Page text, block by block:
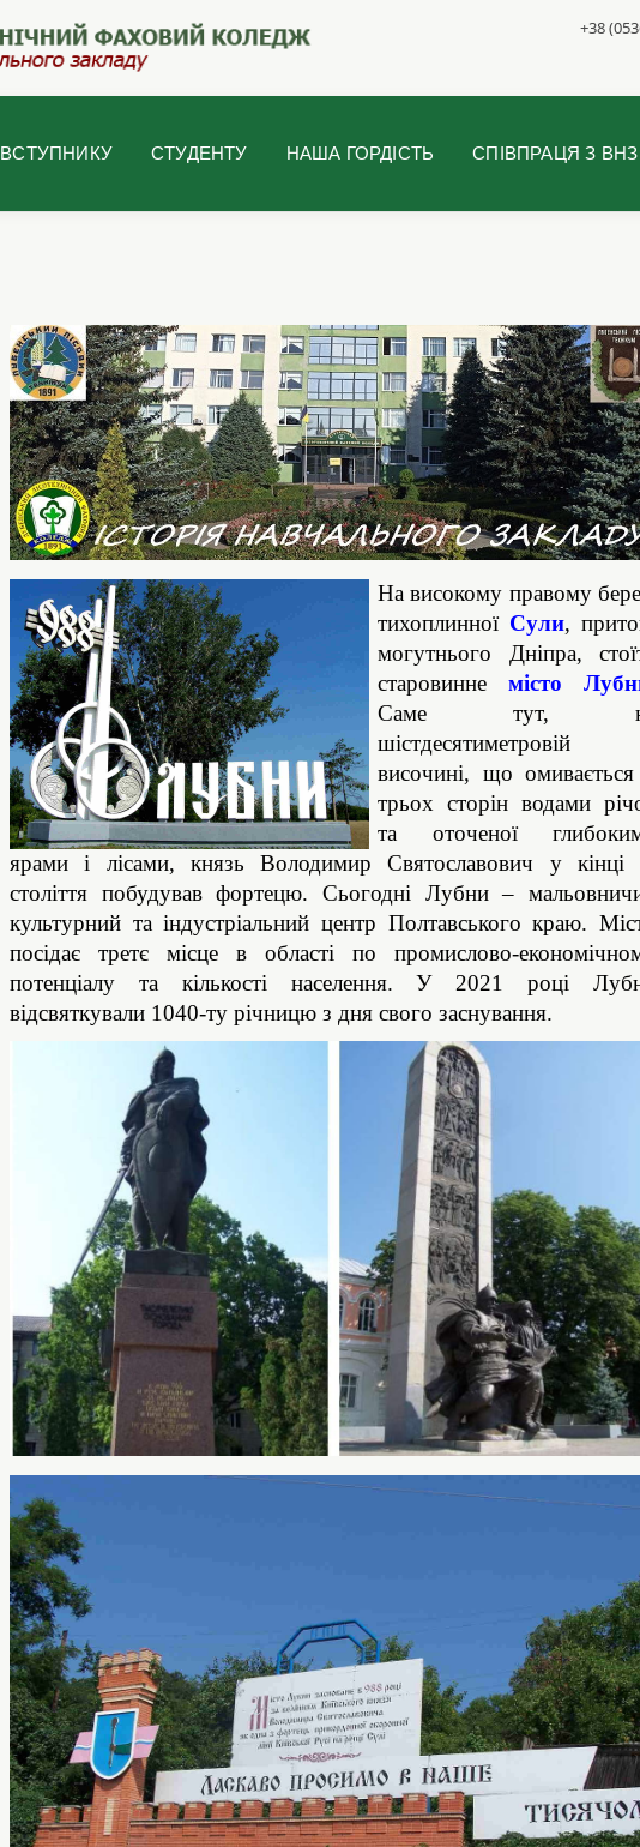
+38
ВСТУПНИКУ СТУДЕНТУ НАША ГОРДІСТЬ СПІВПРАЦЯ З ВНЗ
На високому правому
тихоплинної Сули,
могутнього Дніпра,
старовинне місто
Саме тут,
шістдесятиметровій
височині, що
трьох сторін водами
та оточеної
ярами і лісами, князь Володимир Святославович у
століття побудував фортецю. Сьогодні Лубни –
культурний та індустріальний центр Полтавського краю.
посідає третє місце в області по промислово-
потенціалу та кількості населення. У 2021 році
відсвяткували 1040-ту річницю з дня свого заснування.